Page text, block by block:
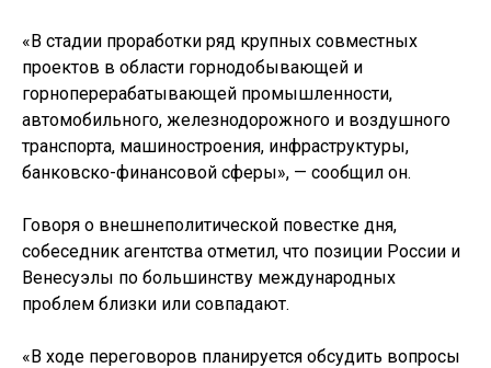
«В стадии проработки ряд крупных совместных
проектов в области горнодобывающей и
горноперерабатывающей промышленности,
автомобильного, железнодорожного и воздушного
транспорта, машиностроения, инфраструктуры,
банковско-финансовой сферы», — сообщил он.
Говоря о внешнеполитической повестке дня,
собеседник агентства отметил, что позиции России и
Венесуэлы по большинству международных
проблем близки или совпадают.
«В ходе переговоров планируется обсудить вопросы